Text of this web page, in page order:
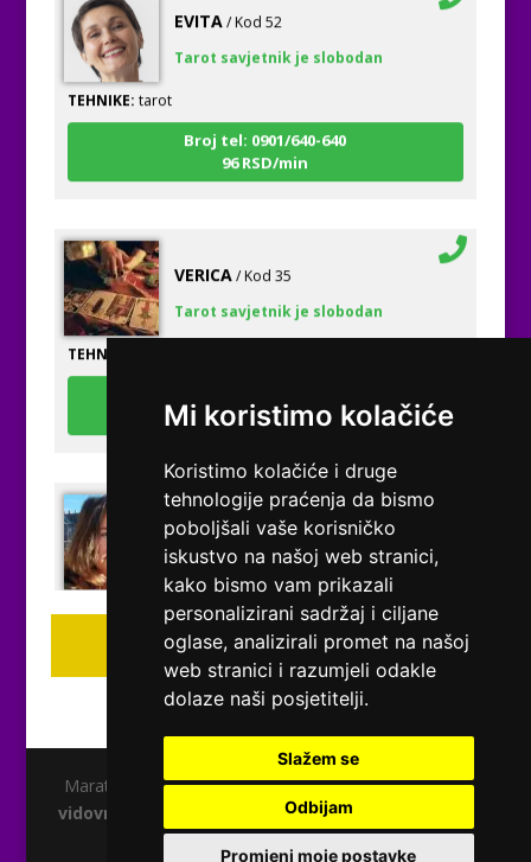
Mi koristimo kolačiće
Koristimo kolačiće i druge
tehnologije praćenja da bismo
poboljšali vaše korisničko
iskustvo na našoj web stranici,
kako bismo vam prikazali
personalizirani sadržaj i ciljane
oglase, analizirali promet na našoj
web stranici i razumjeli odakle
dolaze naši posjetitelji.
Slažem se
Odbijam
Promjeni moje postavke
EVITA / Kod 52
Tarot savjetnik je slobodan
TEHNIKE:tarot
Broj tel: 0901/640-640
96 RSD/min
VERICA / Kod 35
Tarot savjetnik je slobodan
TEHNIKE:
96 RSD/min
VESNA/ Kod 05
Tarot savjetnik je zauzet
numerologija, anđeoski i ljubavni tarot, visak, yi
ching, knjiga promjena mudrosti, rune, izrada runskih
Broj tel: 0901/640-640
96 RSD/min
/ Kod 31
Tarot savjetnik je slobodan
Pregled svih tarot savjetnika
Maratela mreže d.o.o., 072700700, +18 Copyright Ⓒ
vidovnjaci.rs
| Usluge smiju koristiti osobe starije od
+18 godina.